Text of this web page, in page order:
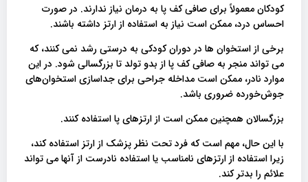
کودکان معمولاً برای صافی کف پا به درمان نیاز ندارند. در صورت
احساس درد، ممکن است نیاز به استفاده از ارتز داشته باشند.
برخی از استخوان ها در دوران کودکی به درستی رشد نمی کنند، که
می تواند منجر به صافی کف پا از بدو تولد تا بزرگسالی شود. در این
موارد نادر، ممکن است مداخله جراحی برای جداسازی استخوان‌های
جوش‌خورده ضروری باشد.
بزرگسالان همچنین ممکن است از ارتزهای پا استفاده کنند.
با این حال، مهم است که فرد تحت نظر پزشک از ارتز استفاده کند،
زیرا استفاده از ارتزهای نامناسب یا استفاده نادرست از آنها می تواند
علائم را بدتر کند.